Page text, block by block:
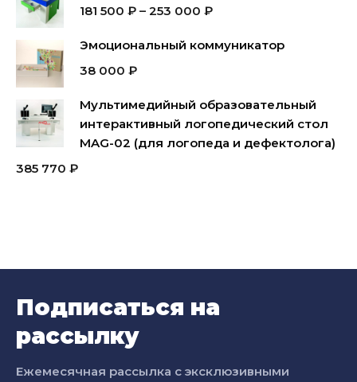
181 500 ₽ – 253 000 ₽
Эмоциональный коммуникатор
38 000 ₽
Мультимедийный образовательный
интерактивный логопедический стол
MAG-02 (для логопеда и дефектолога)
385 770 ₽
Подписаться на
рассылку
Ежемесячная рассылка с эксклюзивными